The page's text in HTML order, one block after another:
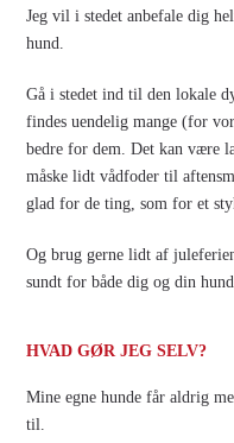
Jeg vil i stedet anbefale dig
hund.
Gå i stedet ind til den lokale
findes uendelig mange (for
bedre for dem. Det kan være
måske lidt vådfoder til
glad for de ting, som for et
Og brug gerne lidt af
sundt for både dig og din
HVAD GØR JEG SELV?
Mine egne hunde får aldrig
til.